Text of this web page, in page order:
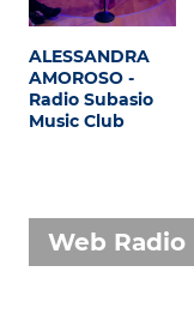
ALESSANDRA
AMOROSO -
Radio Subasio
Music Club
Web Radio